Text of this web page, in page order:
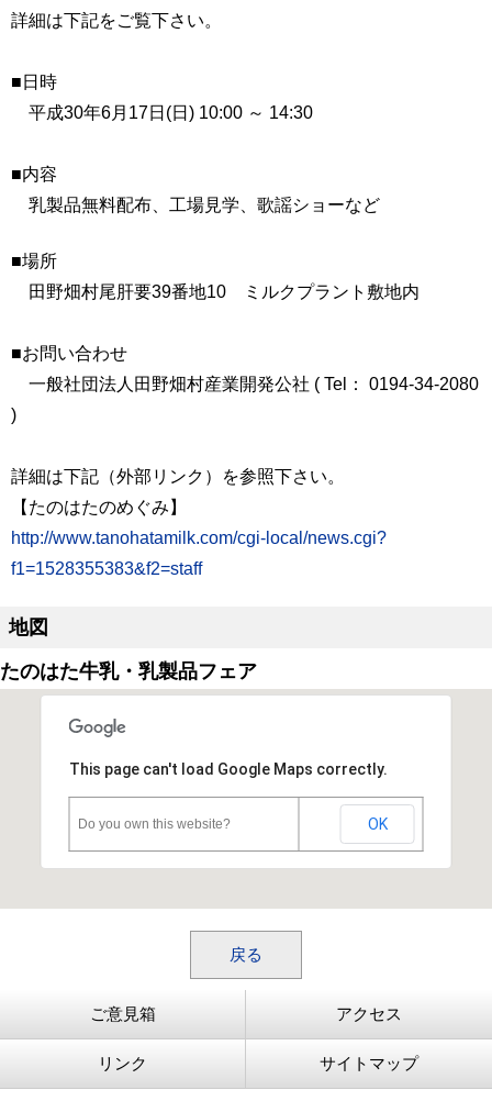
詳細は下記をご覧下さい。
■日時
平成30年6月17日(日) 10:00 ～ 14:30
■内容
乳製品無料配布、工場見学、歌謡ショーなど
■場所
田野畑村尾肝要39番地10 ミルクプラント敷地内
■お問い合わせ
一般社団法人田野畑村産業開発公社 ( Tel： 0194-34-2080
)
詳細は下記 （外部リンク）
を参照下さい。
【たのはたのめぐみ】
http://www.tanohatamilk.com/cgi-local/news.cgi?
f1=1528355383&f2=staff
地図
たのはた牛乳・乳製品フェア
This page can't load Google Maps correctly.
Do you own this website? OK
戻る
ご意見箱 アクセス
リンク サイトマップ